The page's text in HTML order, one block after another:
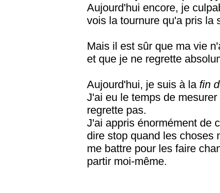
Aujourd'hui encore, je
vois la tournure qu'a pris la
Mais il est sûr que ma vie
et que je ne regrette
Aujourd'hui, je suis à lafin
J'ai eu le temps de
regrette pas.
J'ai appris énormément de
dire stop quand les choses
me battre pour les faire
partir moi-même.